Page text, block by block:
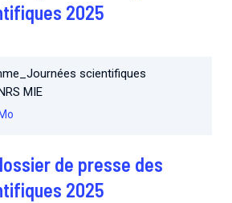
2025
scientifiques
MIE
de presse des
2025